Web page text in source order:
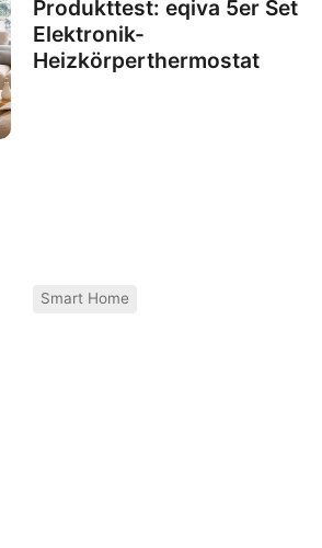
Produkttest: eqiva 5er Set
Elektronik-
Heizkörperthermostat
Smart Home